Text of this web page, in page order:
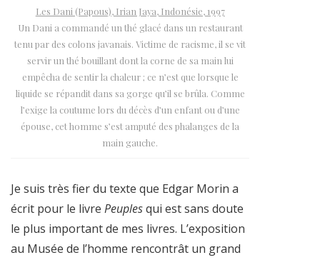
Les Dani (Papous), Irian Jaya, Indonésie, 1997
Un Dani a commandé un thé glacé dans un restaurant
tenu par des colons javanais. Victime de racisme, il se vit
servir un thé bouillant dont la corne de sa main lui
empêcha de sentir la chaleur ; ce n’est que lorsque le
liquide se répandit dans sa gorge qu’il se brûla. Comme
l’exige la coutume lors du décès d’un enfant ou d’une
épouse, cet homme s’est amputé des phalanges de la
main gauche.
Je suis très fier du texte que Edgar Morin a
écrit pour le livre Peuplesqui est sans doute
le plus important de mes livres. L’exposition
au Musée de l’homme rencontrât un grand